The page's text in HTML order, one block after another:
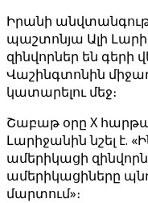
Իրանի
պաշտոնյա Ալի
զինվորներ են գերի
Վաշինգտոնին
կատարելու մեջ։
Շաբաթ օրը X
Լարիջանին նշել է.
ամերիկացի
ամերիկացիները
մարտում»։